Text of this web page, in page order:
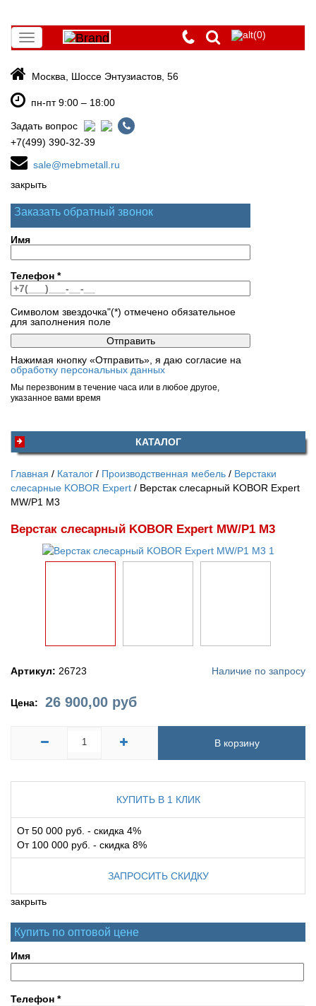
Toggle
navigation
(0)
Москва, Шоссе Энтузиастов, 56
пн-пт 9:00 – 18:00
Задать вопрос
+7(499) 390-32-39
sale@mebmetall.ru
закрыть
Заказать обратный звонок
Имя
Телефон *
Символом звездочка"(*) отмечено обязательное
для заполнения поле
Нажимая кнопку «Отправить», я даю согласие на
обработку персональных данных
Мы перезвоним в течение часа или в любое другое,
указанное вами время
КАТАЛОГ
Главная Каталог Производственная мебель
Верстаки
слесарные KOBOR Expert
Верстак слесарный KOBOR Expert
MW/P1 M3
Верстак слесарный KOBOR Expert MW/P1 M3
Артикул: 26723 Наличие по запросу
Цена: 26 900,00 руб
В корзину
КУПИТЬ В 1 КЛИК
От 50 000 руб. - скидка 4%
От 100 000 руб. - скидка 8%
ЗАПРОСИТЬ СКИДКУ
закрыть
Купить по оптовой цене
Имя
Телефон *